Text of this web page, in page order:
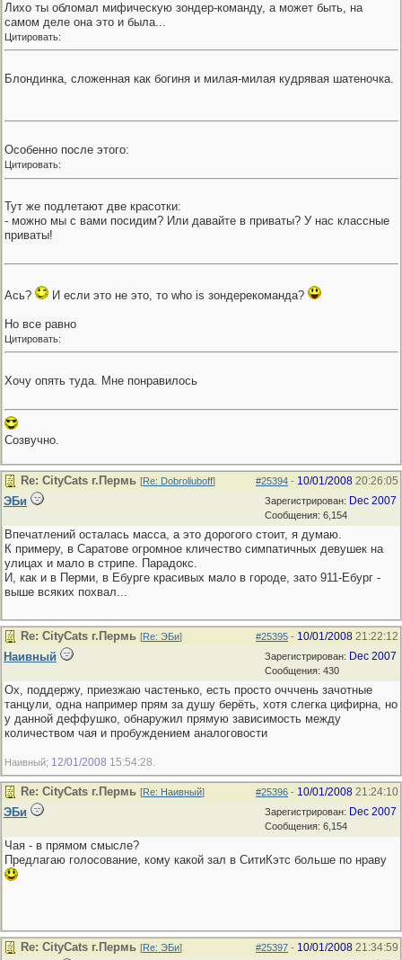
Лихо ты обломал мифическую зондер-команду, а может быть, на
самом деле она это и была...
Цитировать:
Блондинка, сложенная как богиня и милая-милая кудрявая шатеночка.
Особенно после этого:
Цитировать:
Тут же подлетают две красотки:
- можно мы с вами посидим? Или давайте в приваты? У нас классные
приваты!
Ась? И если это не это, то who is зондерекоманда?
Но все равно
Цитировать:
Хочу опять туда. Мне понравилось
Созвучно.
#25394 - 10/01/2008 20:26:05
Re: CityCats г.Пермь [Re: Dobroliuboff]
Зарегистрирован: Dec 2007
Сообщения: 6,154
ЭБи
Впечатлений осталась масса, а это дорогого стоит, я думаю.
К примеру, в Саратове огромное кличество симпатичных девушек на
улицах и мало в стрипе. Парадокс.
И, как и в Перми, в Ебурге красивых мало в городе, зато 911-Ебург -
выше всяких похвал...
#25395 - 10/01/2008 21:22:12
Re: CityCats г.Пермь [Re: ЭБи]
Зарегистрирован: Dec 2007
Сообщения: 430
Наивный
Ох, поддержу, приезжаю частенько, есть просто очччень зачотные
танцули, одна например прям за душу берёть, хотя слегка цифирна, но
у данной деффушко, обнаружил прямую зависимость между
количеством чая и пробуждением аналоговости
Наивный; 12/01/2008 15:54:28
#25396 - 10/01/2008 21:24:10
Re: CityCats г.Пермь [Re: Наивный]
Зарегистрирован: Dec 2007
Сообщения: 6,154
ЭБи
Чая - в прямом смысле?
Предлагаю голосование, кому какой зал в СитиКэтс больше по нраву
#25397 - 10/01/2008 21:34:59
Re: CityCats г.Пермь [Re: ЭБи]